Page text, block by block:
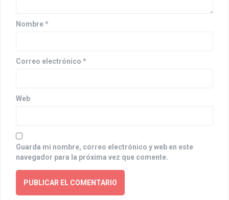
Nombre*
Correo electrónico *
Web
Guarda mi nombre, correo electrónico y web en este
navegador para la próxima vez que comente.